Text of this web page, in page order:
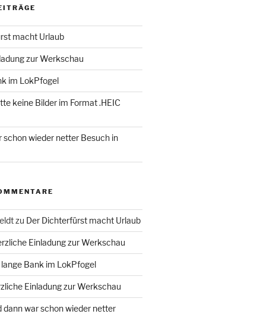
macht Urlaub
zur Werkschau
im LokPfogel
keine Bilder im Format .HEIC
schon wieder netter Besuch in
zu Der Dichterfürst macht Urlaub
Einladung zur Werkschau
lange Bank im LokPfogel
Einladung zur Werkschau
dann war schon wieder netter